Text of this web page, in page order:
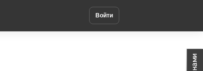
Войти